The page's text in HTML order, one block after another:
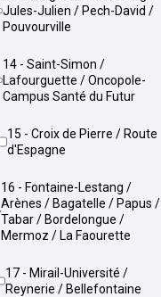
Jules-Julien / Pech-David /
Pouvourville
14 - Saint-Simon /
Lafourguette / Oncopole-
Campus Santé du Futur
15 - Croix de Pierre / Route
d'Espagne
16 - Fontaine-Lestang /
Arènes / Bagatelle / Papus /
Tabar / Bordelongue /
Mermoz / La Faourette
17 - Mirail-Université /
Reynerie / Bellefontaine